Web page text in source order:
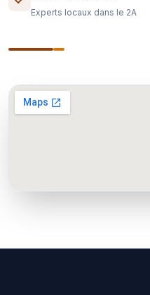
Experts locaux dans le 2A